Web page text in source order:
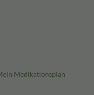
Medikationsplan